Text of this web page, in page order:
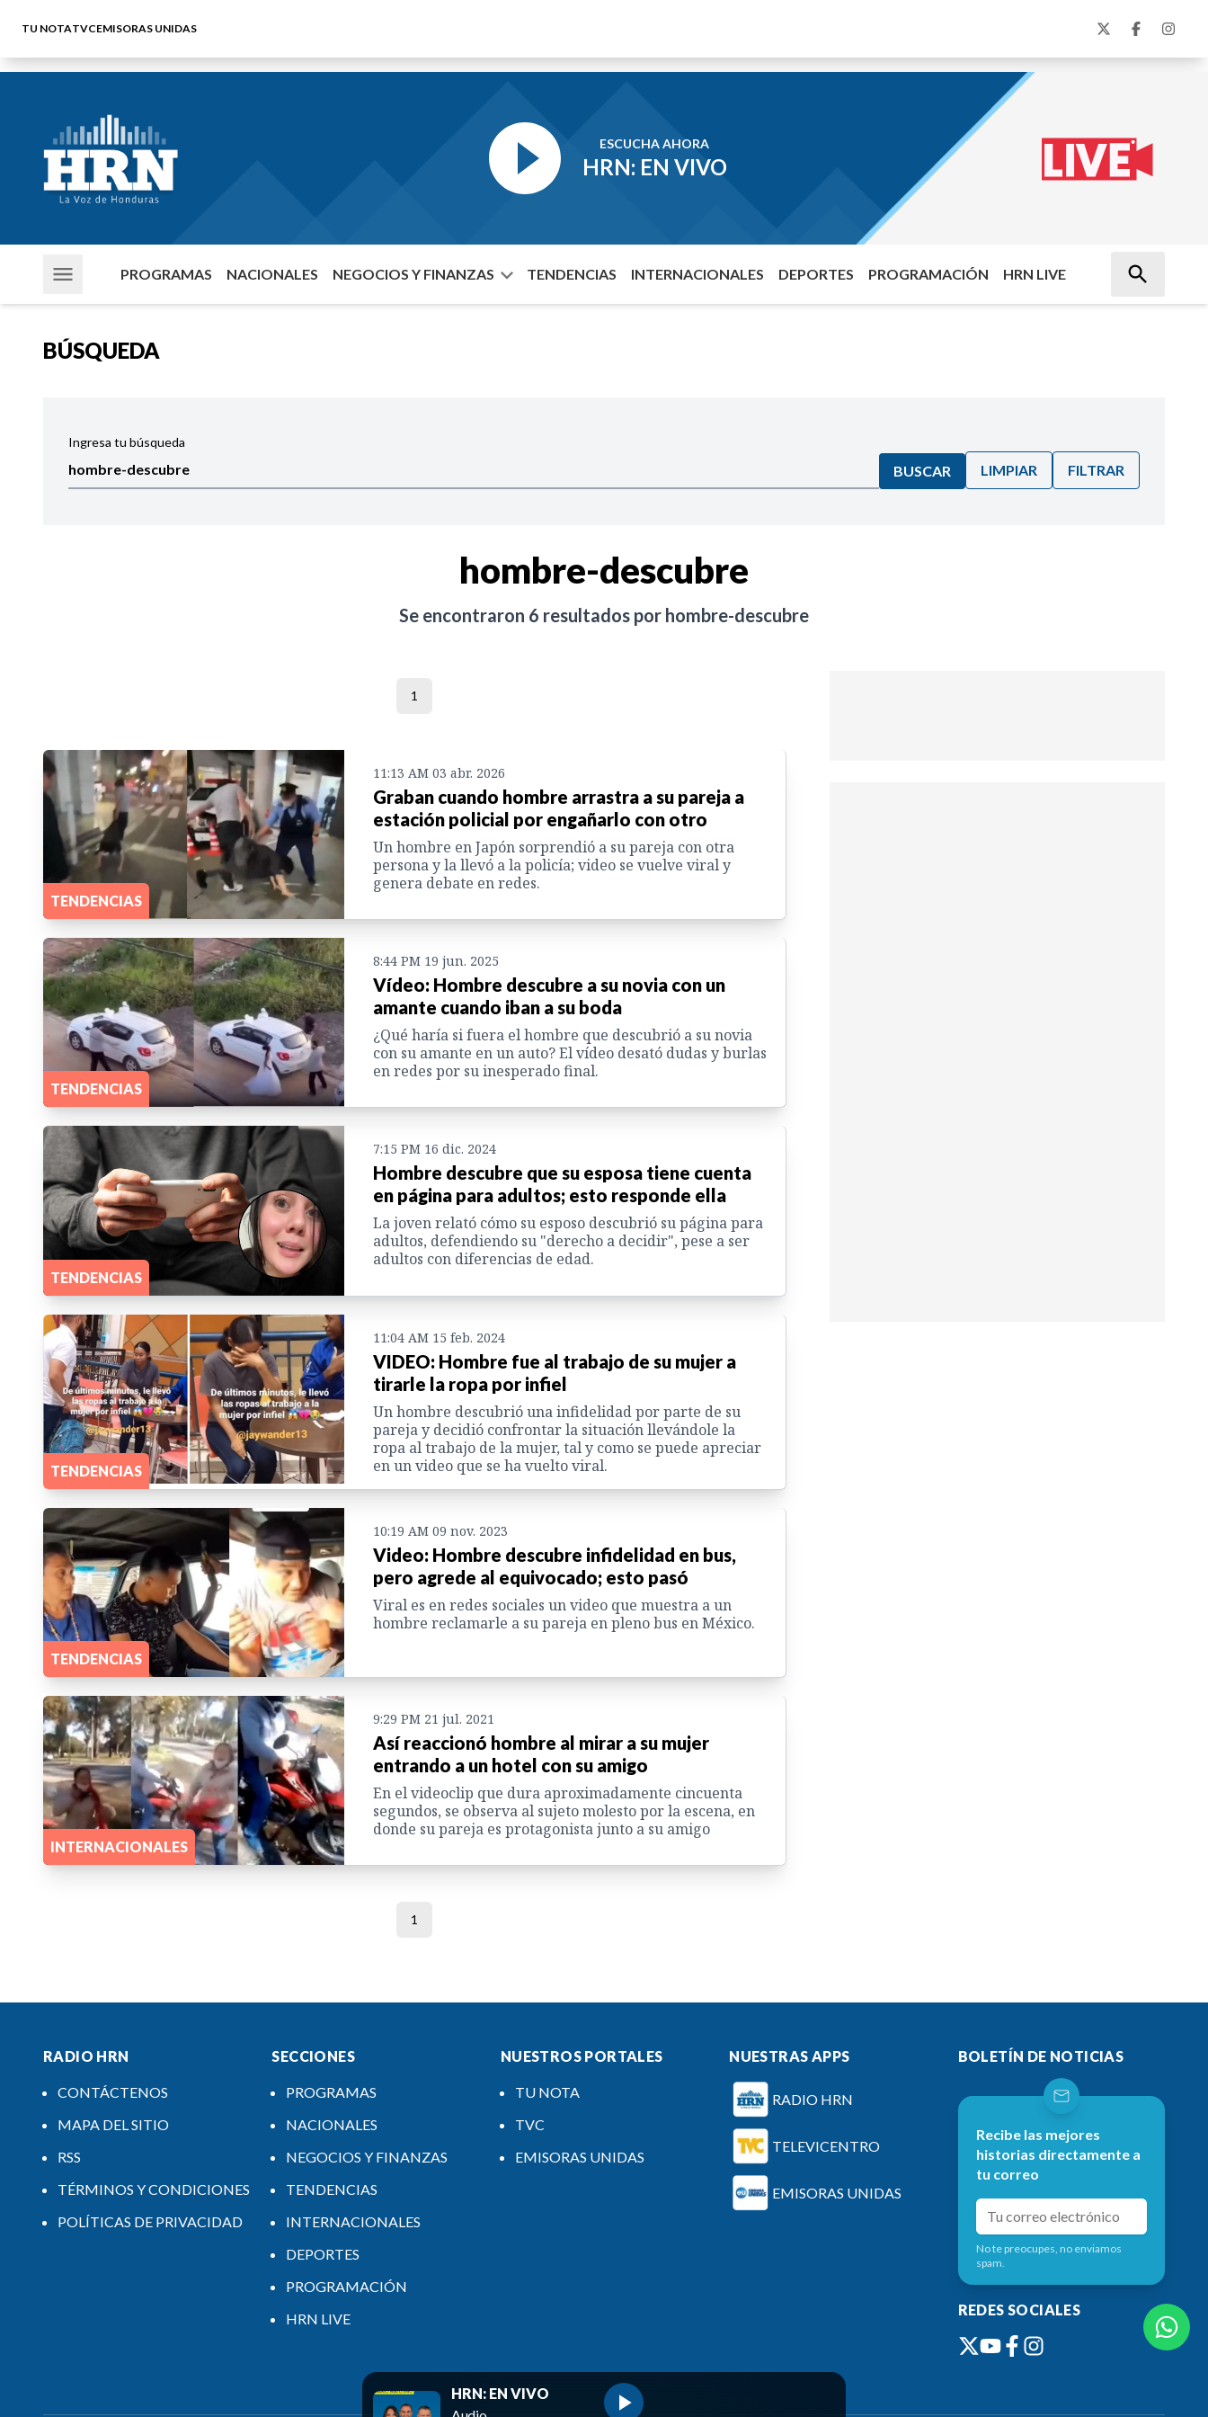
TU NOTATVCEMISORAS UNIDAS
ESCUCHA AHORA
HRN: EN VIVO
PROGRAMAS NACIONALES NEGOCIOS Y FINANZAS TENDENCIAS INTERNACIONALES DEPORTES PROGRAMACIÓN HRN LIVE
BÚSQUEDA
Ingresa tu búsqueda
BUSCAR LIMPIAR FILTRAR
hombre-descubre
Se encontraron 6 resultados por hombre-descubre
1
TENDENCIAS
11:13 AM 03 abr. 2026
Graban cuando hombre arrastra a su pareja a
estación policial por engañarlo con otro
Un hombre en Japón sorprendió a su pareja con otra
persona y la llevó a la policía; video se vuelve viral y
genera debate en redes.
TENDENCIAS
8:44 PM 19 jun. 2025
Vídeo: Hombre descubre a su novia con un
amante cuando iban a su boda
¿Qué haría si fuera el hombre que descubrió a su novia
con su amante en un auto? El vídeo desató dudas y burlas
en redes por su inesperado final.
TENDENCIAS
7:15 PM 16 dic. 2024
Hombre descubre que su esposa tiene cuenta
en página para adultos; esto responde ella
La joven relató cómo su esposo descubrió su página para
adultos, defendiendo su "derecho a decidir", pese a ser
adultos con diferencias de edad.
TENDENCIAS
11:04 AM 15 feb. 2024
VIDEO: Hombre fue al trabajo de su mujer a
tirarle la ropa por infiel
Un hombre descubrió una infidelidad por parte de su
pareja y decidió confrontar la situación llevándole la
ropa al trabajo de la mujer, tal y como se puede apreciar
en un video que se ha vuelto viral.
TENDENCIAS
10:19 AM 09 nov. 2023
Video: Hombre descubre infidelidad en bus,
pero agrede al equivocado; esto pasó
Viral es en redes sociales un video que muestra a un
hombre reclamarle a su pareja en pleno bus en México.
INTERNACIONALES
9:29 PM 21 jul. 2021
Así reaccionó hombre al mirar a su mujer
entrando a un hotel con su amigo
En el videoclip que dura aproximadamente cincuenta
segundos, se observa al sujeto molesto por la escena, en
donde su pareja es protagonista junto a su amigo
1
RADIO HRN
CONTÁCTENOS
MAPA DEL SITIO
RSS
TÉRMINOS Y CONDICIONES
POLÍTICAS DE PRIVACIDAD
SECCIONES
PROGRAMAS
NACIONALES
NEGOCIOS Y FINANZAS
TENDENCIAS
INTERNACIONALES
DEPORTES
PROGRAMACIÓN
HRN LIVE
NUESTROS PORTALES
TU NOTA
TVC
EMISORAS UNIDAS
NUESTRAS APPS
RADIO HRN
TELEVICENTRO
EMISORAS UNIDAS
BOLETÍN DE NOTICIAS
Recibe las mejores
historias directamente a
tu correo
No te preocupes, no enviamos
spam.
REDES SOCIALES
HRN: EN VIVO